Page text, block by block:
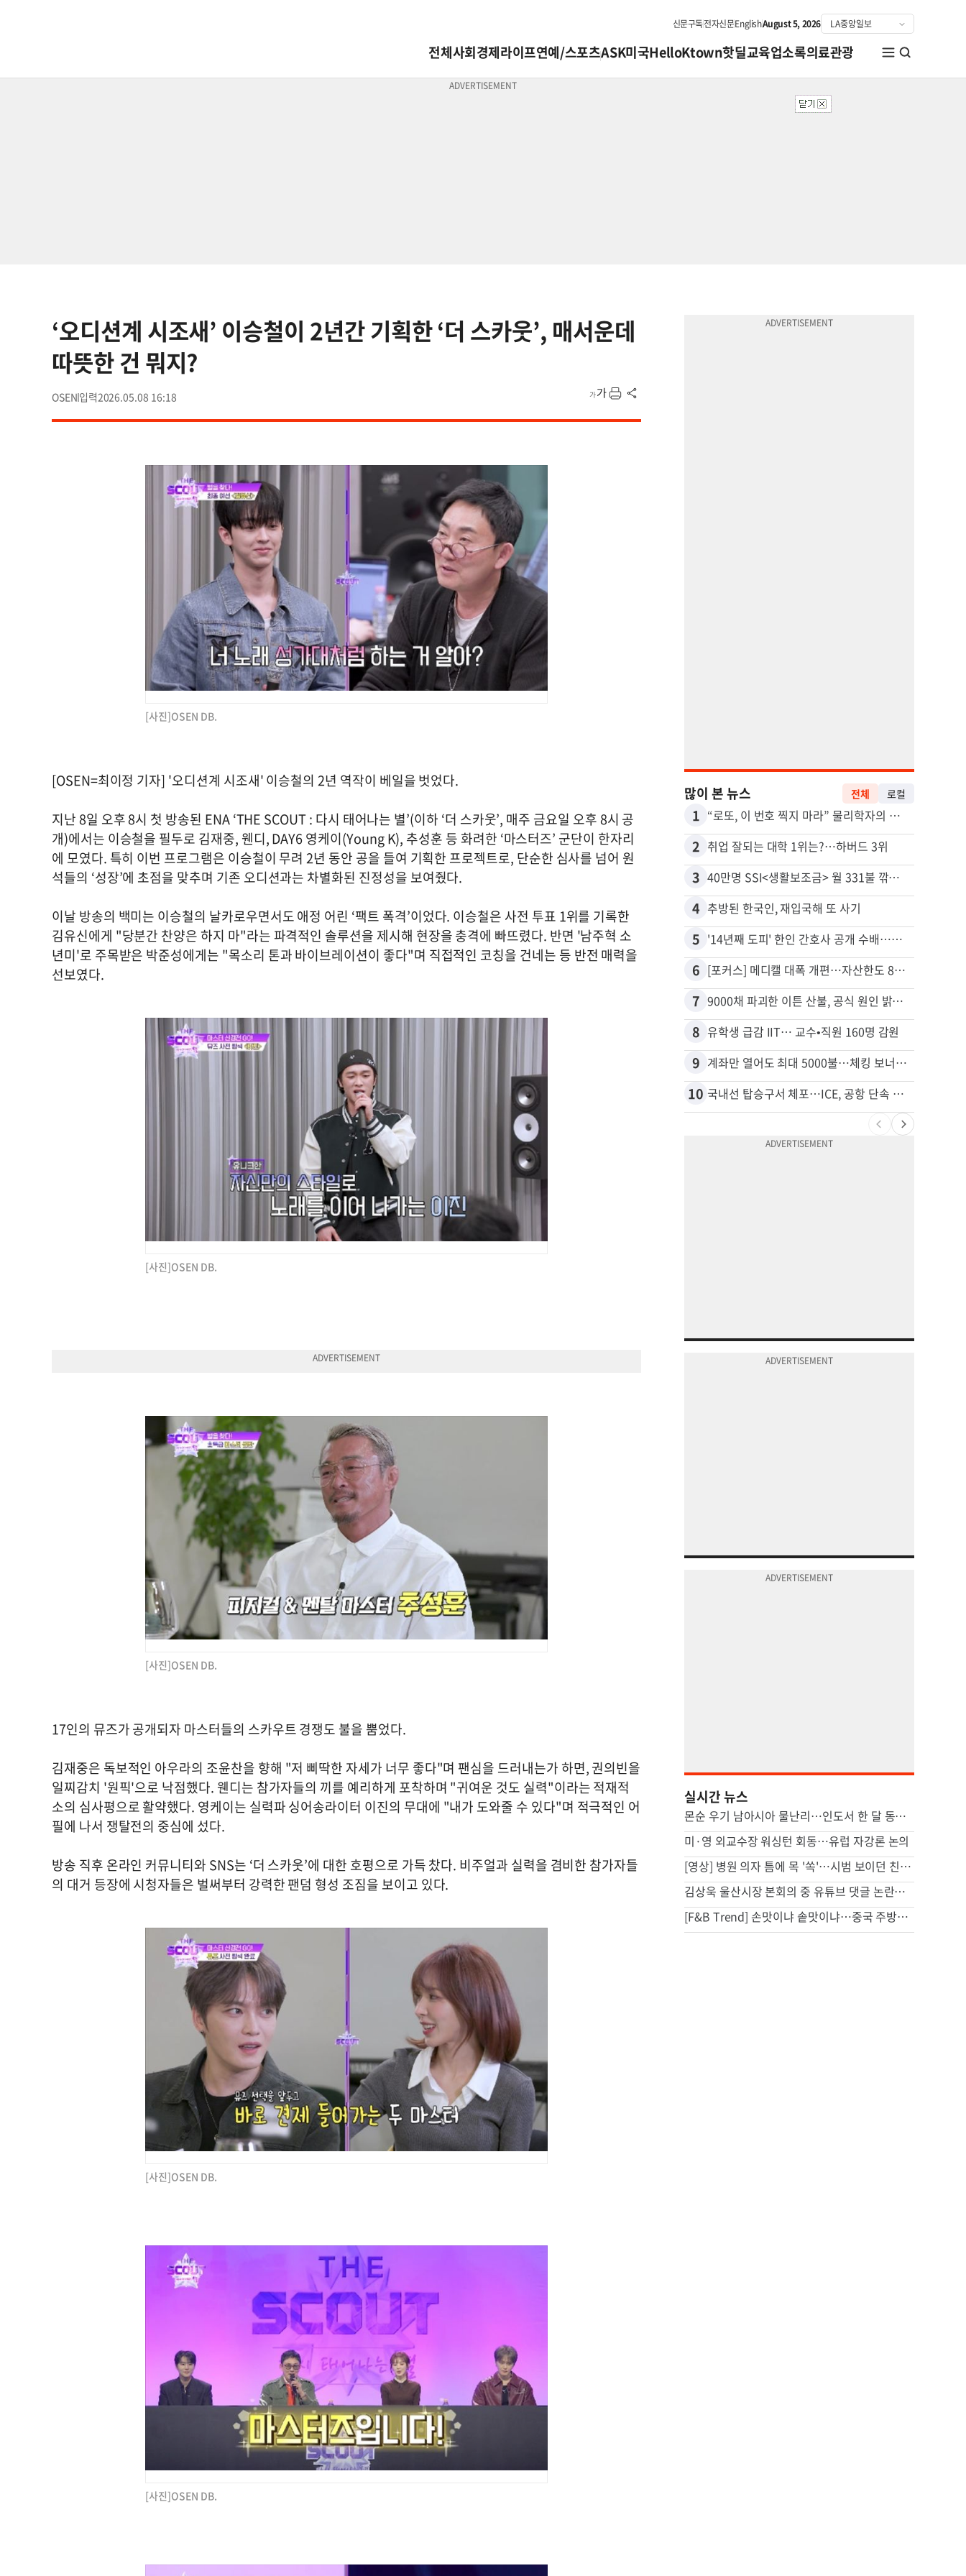
신문구독전자신문EnglishAugust 5, 2026
전체사회경제라이프연예/스포츠ASK미국HelloKtown핫딜교육업소록의료관광
‘오디션계 시조새’ 이승철이 2년간 기획한 ‘더 스카웃’, 매서운데
따뜻한 건 뭐지?
OSEN 2026.05.08 16:18
[사진]OSEN DB.
[OSEN=최이정 기자] '오디션계 시조새' 이승철의 2년 역작이 베일을 벗었다.
지난 8일 오후 8시 첫 방송된 ENA ‘THE SCOUT : 다시 태어나는 별’(이하 ‘더 스카웃’, 매주 금요일 오후 8시 공
개)에서는 이승철을 필두로 김재중, 웬디, DAY6 영케이(Young K), 추성훈 등 화려한 ‘마스터즈’ 군단이 한자리
에 모였다. 특히 이번 프로그램은 이승철이 무려 2년 동안 공을 들여 기획한 프로젝트로, 단순한 심사를 넘어 원
석들의 ‘성장’에 초점을 맞추며 기존 오디션과는 차별화된 진정성을 보여줬다.
이날 방송의 백미는 이승철의 날카로우면서도 애정 어린 ‘팩트 폭격’이었다. 이승철은 사전 투표 1위를 기록한
김유신에게 "당분간 찬양은 하지 마"라는 파격적인 솔루션을 제시해 현장을 충격에 빠뜨렸다. 반면 '남주혁 소
년미'로 주목받은 박준성에게는 "목소리 톤과 바이브레이션이 좋다"며 직접적인 코칭을 건네는 등 반전 매력을
선보였다.
[사진]OSEN DB.
[사진]OSEN DB.
17인의 뮤즈가 공개되자 마스터들의 스카우트 경쟁도 불을 뿜었다.
김재중은 독보적인 아우라의 조윤찬을 향해 "저 삐딱한 자세가 너무 좋다"며 팬심을 드러내는가 하면, 권의빈을
일찌감치 '원픽'으로 낙점했다. 웬디는 참가자들의 끼를 예리하게 포착하며 "귀여운 것도 실력"이라는 적재적
소의 심사평으로 활약했다. 영케이는 실력파 싱어송라이터 이진의 무대에 "내가 도와줄 수 있다"며 적극적인 어
필에 나서 쟁탈전의 중심에 섰다.
방송 직후 온라인 커뮤니티와 SNS는 ‘더 스카웃’에 대한 호평으로 가득 찼다. 비주얼과 실력을 겸비한 참가자들
의 대거 등장에 시청자들은 벌써부터 강력한 팬덤 형성 조짐을 보이고 있다.
[사진]OSEN DB.
[사진]OSEN DB.
많이 본 뉴스 전체 로컬
1 “로또, 이 번호 찍지 마라” 물리학자의 당첨금 높이는 비밀
2 취업 잘되는 대학 1위는?…하버드 3위
3 40만명 SSI<생활보조금> 월 331불 깎이나
4 추방된 한국인, 재입국해 또 사기
5 '14년째 도피' 한인 간호사 공개 수배…메디케어 사기 유죄
6 [포커스] 메디캘 대폭 개편…자산한도 84% 축소
7 9000채 파괴한 이튼 산불, 공식 원인 밝혀졌다
8 유학생 급감 IIT… 교수•직원 160명 감원
9 계좌만 열어도 최대 5000불…체킹 보너스 무한 경쟁
10 국내선 탑승구서 체포…ICE, 공항 단속 확대
실시간 뉴스
몬순 우기 남아시아 물난리…인도서 한 달 동안 163명 사망
미·영 외교수장 워싱턴 회동…유럽 자강론 논의
[영상] 병원 의자 틈에 목 '쏙'…시범 보이던 친구마저 대참사
김상욱 울산시장 본회의 중 유튜브 댓글 논란…소통 vs 부적절
[F&B Trend] 손맛이냐 솥맛이냐…중국 주방을 점령한 조리로봇